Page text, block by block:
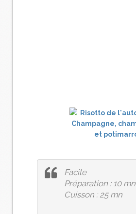
Facile
Préparation : 10 mn
Cuisson : 25 mn